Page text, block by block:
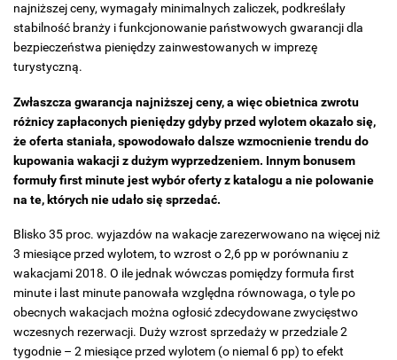
najniższej ceny, wymagały minimalnych zaliczek, podkreślały
stabilność branży i funkcjonowanie państwowych gwarancji dla
bezpieczeństwa pieniędzy zainwestowanych w imprezę
turystyczną.
Zwłaszcza gwarancja najniższej ceny, a więc obietnica zwrotu
różnicy zapłaconych pieniędzy gdyby przed wylotem okazało się,
że oferta staniała, spowodowało dalsze wzmocnienie trendu do
kupowania wakacji z dużym wyprzedzeniem. Innym bonusem
formuły first minute jest wybór oferty z katalogu a nie polowanie
na te, których nie udało się sprzedać.
Blisko 35 proc. wyjazdów na wakacje zarezerwowano na więcej niż
3 miesiące przed wylotem, to wzrost o 2,6 pp w porównaniu z
wakacjami 2018. O ile jednak wówczas pomiędzy formuła first
minute i last minute panowała względna równowaga, o tyle po
obecnych wakacjach można ogłosić zdecydowane zwycięstwo
wczesnych rezerwacji. Duży wzrost sprzedaży w przedziale 2
tygodnie – 2 miesiące przed wylotem (o niemal 6 pp) to efekt